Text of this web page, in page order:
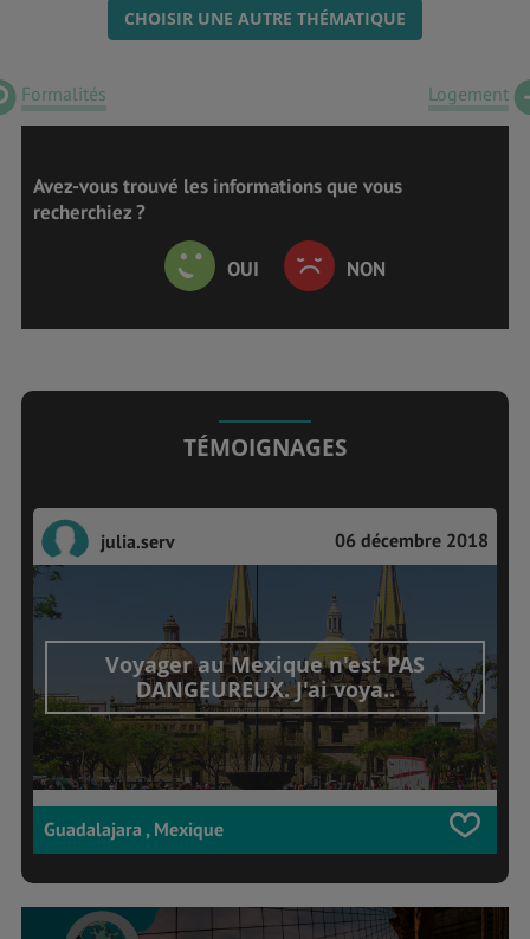
CHOISIR UNE AUTRE THÉMATIQUE
Formalités Logement
Avez-vous trouvé les informations que vous
recherchiez ?
OUI NON
TÉMOIGNAGES
julia.serv 06 décembre 2018
Voyager au Mexique n'est PAS
DANGEUREUX. J'ai voya..
Guadalajara , Mexique